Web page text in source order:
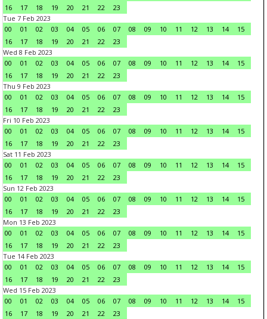
16
17 18 19 20 21 22
23
Tue 7 Feb 2023
00
01 02 03 04 05 06 07 08 09 10 11 12 13 14
15
16
17 18 19 20 21 22
23
Wed 8 Feb 2023
00
01 02 03 04 05 06 07 08 09 10 11 12 13 14
15
16
17 18 19 20 21 22
23
Thu 9 Feb 2023
00
01 02 03 04 05 06 07 08 09 10 11 12 13 14
15
16
17 18 19 20 21 22
23
Fri 10 Feb 2023
00
01 02 03 04 05 06 07 08 09 10 11 12 13 14
15
16
17 18 19 20 21 22
23
Sat 11 Feb 2023
00
01 02 03 04 05 06 07 08 09 10 11 12 13 14
15
16
17 18 19 20 21 22
23
Sun 12 Feb 2023
00
01 02 03 04 05 06 07 08 09 10 11 12 13 14
15
16
17 18 19 20 21 22
23
Mon 13 Feb 2023
00
01 02 03 04 05 06 07 08 09 10 11 12 13 14
15
16
17 18 19 20 21 22
23
Tue 14 Feb 2023
00
01 02 03 04 05 06 07 08 09 10 11 12 13 14
15
16
17 18 19 20 21 22
23
Wed 15 Feb 2023
00
01 02 03 04 05 06 07 08 09 10 11 12 13 14
15
16
17 18 19 20 21 22
23